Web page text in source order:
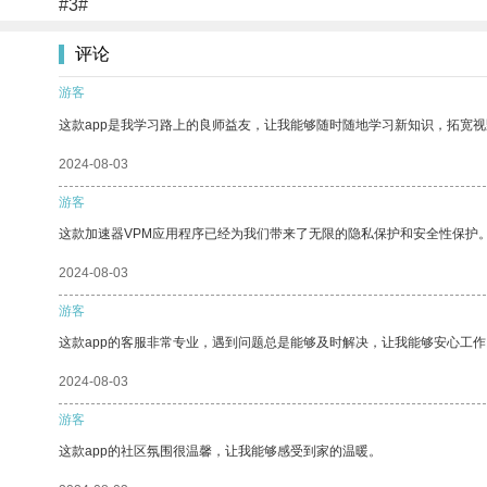
#3#
评论
游客
这款app是我学习路上的良师益友，让我能够随时随地学习新知识，拓宽视
2024-08-03
游客
这款加速器VPM应用程序已经为我们带来了无限的隐私保护和安全性保护。
2024-08-03
游客
这款app的客服非常专业，遇到问题总是能够及时解决，让我能够安心工作
2024-08-03
游客
这款app的社区氛围很温馨，让我能够感受到家的温暖。